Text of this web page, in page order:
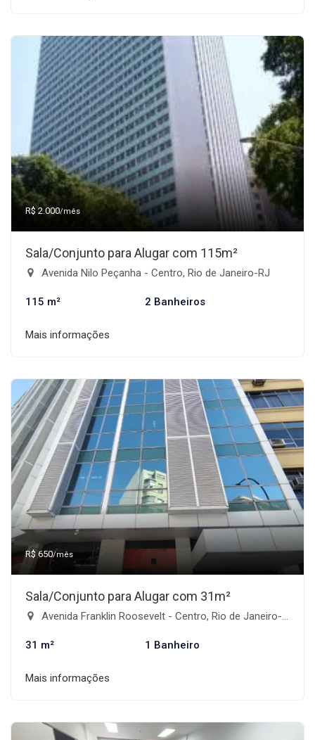
R$ 2.000/mês
Sala/Conjunto para Alugar com 115m²
Avenida Nilo Peçanha - Centro, Rio de Janeiro-RJ
115 m² 2 Banheiros
Mais informações
R$ 650/mês
Sala/Conjunto para Alugar com 31m²
Avenida Franklin Roosevelt - Centro, Rio de Janeiro-RJ
31 m² 1 Banheiro
Mais informações